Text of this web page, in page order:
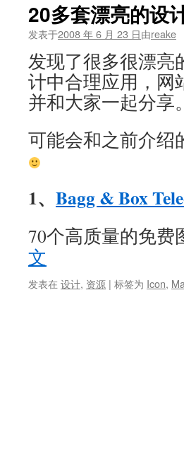
20多套漂亮的设
发表于2008 年 6 月 23 日由reake
发现了很多很漂亮
计中合理应用，网
并和大家一起分享。
可能会和之前介绍
1、 Bagg & Box
70个高质量的免
文
发表在 设计, 资源 | 标签为 Icon,